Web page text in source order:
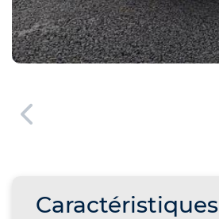
Caractéristiques